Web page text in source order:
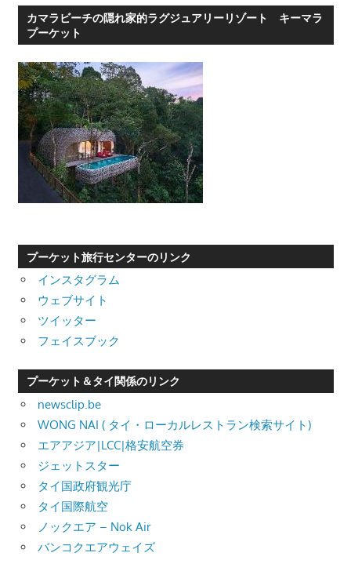
カマラビーチの隠れ家的ラグジュアリーリゾート キーマラ
プーケット
プーケット旅行センターのリンク
インスタグラム
ウェブサイト
ツイッター
フェイスブック
プーケット＆タイ関係のリンク
newsclip.be
WONG NAI ( タイ・ローカルレストラン検索サイト)
エアアジア|LCC|格安航空券
ジェットスター
タイ国政府観光庁
タイ国際航空
ノックエア – Nok Air
バンコクエアウェイズ